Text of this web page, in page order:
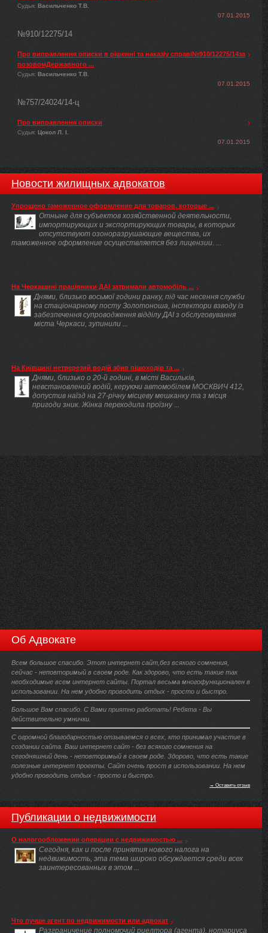
Судья: Васильченко Т.В.
07.01.2015
№910/12275/14
Про виправлення описки в рішенні та наказіу справі№910/12275/14за
позовомДержавного ...
Судья: Васильченко Т.В.
07.01.2015
№757/24024/14-ц
Про виправлення описки
Судья: Цокол Л. І.
07.01.2015
Новости жилищных адвокатов
Упрощено таможенное оформление для товаров, которые ...
Отныне для субъектов хозяйственной деятельности,
импортирующих и экспортирующих товары, в которых
отсутствуют озоноразрушающие вещества, их
таможенное оформление осуществляется без лицензии. ...
На Черкащині працівники ДАІ затримали автомобіль ...
Днями, близько восьмої години ранку, під час несення служби
на стаціонарному посту Золотоноша, інспектори взводу із
забезпечення супроводження відділу ДАІ з обслуговування
міста Черкаси, зупинили ...
На Київщині нетверезий водій збив пішоходів та ...
Днями, близько о 20-й годині, в місті Васильків,
невстановлений водій, керуючи автомобілем МОСКВИЧ 412,
допустив наїзд на 27-річну місцеву мешканку та з місця
пригоди зник. Жінка переходила проїзну ...
Об Адвокате
Всем большое спасибо. Этот интернет сайт,без всякого сомнения,
сейчас - неповторимый в своем роде. Как здорово, что есть такие так
необходимые всем интернет сайты. Портал весьма многофункционален в
использовании. На нем удобно проводить отдых - просто и быстро.
Большое Вам спасибо. С Вами приятно работать! Ребята - Вы
действительно умнички.
С огромной благодарностью отзываемся о всех, кто принимал участие в
создании сайта. Ваш интернет сайт - без всякого сомнения на
сегодняшний день - неповторимый в своем роде. Здорово, что есть такие
полезные интернет проекты. Сайт очень прост в использовании. На нем
удобно проводить отдых - просто и быстро.
→ Оставить отзыв
Публикации о недвижимости
О налогообложении операции с недвижимостью ...
Сегодня, как и после принятия нового налога на
недвижимость, эта тема широко обсуждается среди всех
заинтересованных в этом ...
Что лучше агент по недвижимости или адвокат
Разграничение полномочий риелтора (агента), нотариуса